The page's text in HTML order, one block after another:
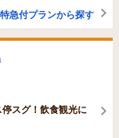
急付プランから探す
スグ！飲食観光に